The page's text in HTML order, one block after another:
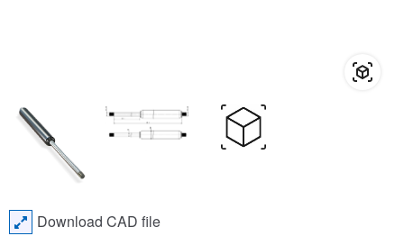
Download CAD file